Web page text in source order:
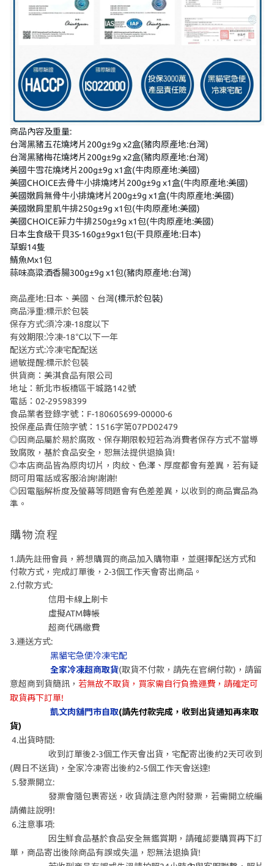
商品內容及重量:
台灣黑豬五花燒烤片200g±9g x2盒(豬肉原產地:台灣)
台灣黑豬梅花燒烤片200g±9g x2盒(豬肉原產地:台灣)
美國牛雪花燒烤片200g±9g x1盒(牛肉原產地:美國)
美國CHOICE去骨牛小排燒烤片200g±9g x1盒(牛肉原產地:美國)
美國嫩肩無骨牛小排燒烤片200g±9g x1盒(牛肉原產地:美國)
美國嫩肩里肌牛排250g±9g x1包(牛肉原產地:美國)
美國CHOICE菲力牛排250g±9g x1包(牛肉原產地:美國)
日本生食級干貝3S-160g±9gx1包(干貝原產地:日本)
草蝦14隻
鯖魚Mx1包
蒜味高粱酒香腸300g±9g x1包(豬肉原產地:台灣)
商品產地:日本、美國、台灣(標示於包裝)
商品淨重:標示於包裝
保存方式:須冷凍-18度以下
有效期限:冷凍-18℃以下一年
配送方式:冷凍宅配配送
過敏提醒:標示於包裝
供貨商：美淇食品有限公司
地址：新北市板橋區干城路142號
電話：02-29598399
食品業者登錄字號：F-180605699-00000-6
投保產品責任險字號：1516字第07PD02479
◎因商品屬於易於腐敗、保存期限較短若為消費者保存方式不當導
致腐敗，基於食品安全，恕無法提供退換貨!
◎本店商品皆為原肉切片，肉紋、色澤、厚度都會有差異，若有疑
問可用電話或客服洽詢!謝謝!
◎因電腦解析度及螢幕等問題會有色差差異，以收到的商品實品為
準。
購物流程
1.請先註冊會員，將想購買的商品加入購物車，並選擇配送方式和
付款方式，完成訂單後，2-3個工作天會寄出商品。
2.付款方式:
信用卡線上刷卡
虛擬ATM轉帳
超商代碼繳費
3.運送方式:
黑貓宅急便冷凍宅配
全家冷凍超商取貨(取貨不付款，請先在官網付款)，請留
意超商到貨簡訊， 若無故不取貨，買家需自行負擔運費，請確定可
取貨再下訂單!
凱文肉舖門市自取(請先付款完成，收到出貨通知再來取
貨)
4.出貨時間:
收到訂單後2-3個工作天會出貨，宅配寄出後約2天可收到
(周日不送貨)，全家冷凍寄出後約2-5個工作天會送達!
5.發票開立:
發票會隨包裹寄送，收貨請注意內附發票，若需開立統編
請備註說明!
6.注意事項:
因生鮮食品基於食品安全無鑑賞期，請確認要購買再下訂
單，商品寄出後除商品有誤或失溫，恕無法退換貨!